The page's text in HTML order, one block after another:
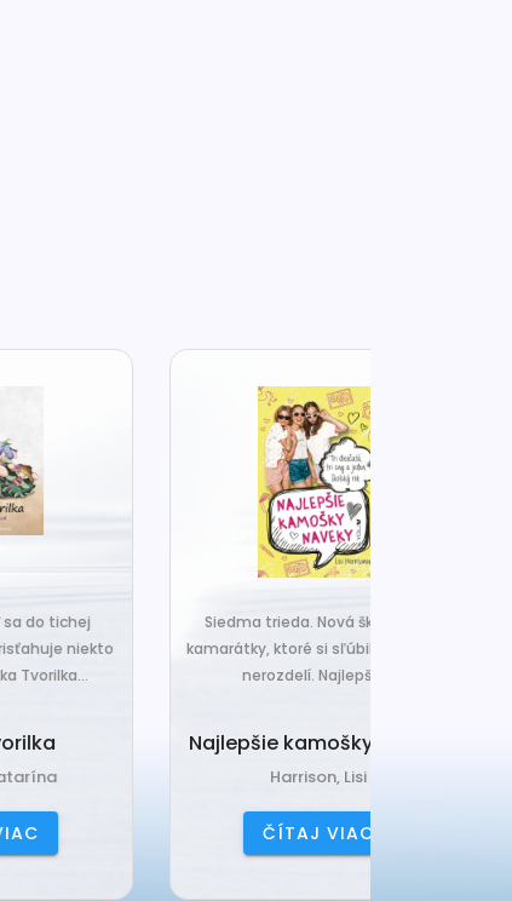
Siedma trieda. Nová škola. A tri
kamarátky, ktoré si sľúbili, že nič ich
nerozdelí. Najlepšie...
Najlepšie kamošky naveky